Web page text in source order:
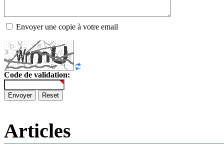
Envoyer une copie à votre email
Code de validation:
Envoyer Reset
Articles